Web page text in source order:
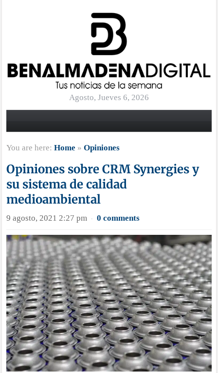
Agosto, Jueves 6, 2026
You are here:Home »Opiniones
Opiniones sobre CRM Synergies y
su sistema de calidad
medioambiental
9 agosto, 2021 2:27 pm · 0 comments